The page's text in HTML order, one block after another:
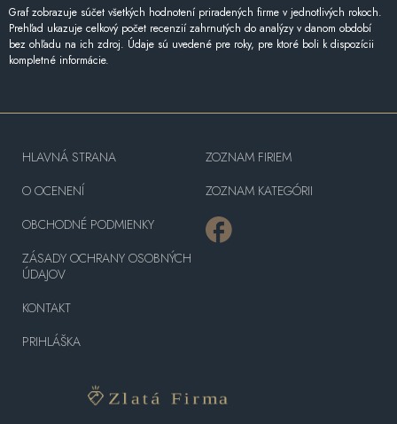
Graf zobrazuje súčet všetkých hodnotení priradených firme v jednotlivých rokoch.
Prehľad ukazuje celkový počet recenzií zahrnutých do analýzy v danom období
bez ohľadu na ich zdroj. Údaje sú uvedené pre roky, pre ktoré boli k dispozícii
kompletné informácie.
HLAVNÁ STRANA
O OCENENÍ
OBCHODNÉ PODMIENKY
ZÁSADY OCHRANY OSOBNÝCH
ÚDAJOV
KONTAKT
PRIHLÁŠKA
ZOZNAM FIRIEM
ZOZNAM KATEGÓRII